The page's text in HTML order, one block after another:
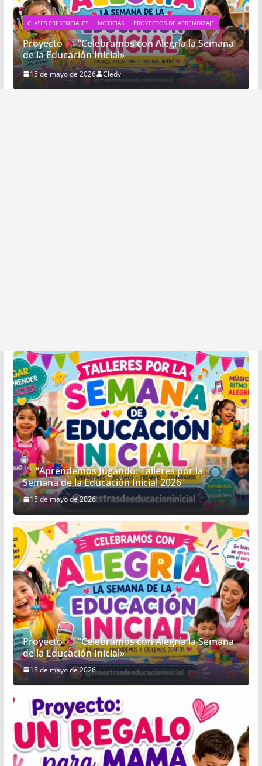
CLASES PRESENCIALES NOTICIAS PROYECTOS DE APRENDIZAJE
Proyecto
“Celebramos con Alegría la Semana
de la Educación Inicial»
15 de mayo de 2026 Cledy
“Aprendemos Jugando: Talleres por la
Semana de la Educación Inicial 2026”
15 de mayo de 2026
Proyecto
“Celebramos con Alegría la Semana
de la Educación Inicial»
15 de mayo de 2026